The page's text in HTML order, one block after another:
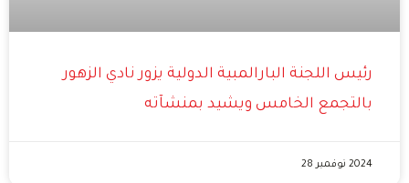
رئيس اللجنة البارالمبية الدولية يزور نادي الزهور
بالتجمع الخامس ويشيد بمنشآته
2024 نوفمبر 28